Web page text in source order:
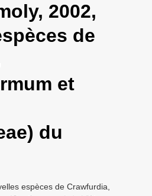
g
l
e
a
g
2002,
de
et
du
espèces de Crawfurdia,